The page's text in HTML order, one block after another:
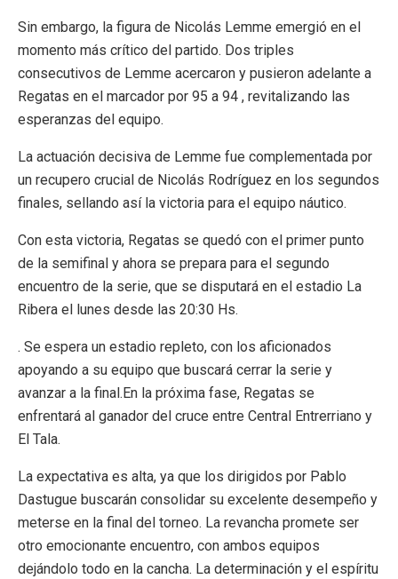
Sin embargo, la figura de Nicolás Lemme emergió en el
momento más crítico del partido. Dos triples
consecutivos de Lemme acercaron y pusieron adelante a
Regatas en el marcador por 95 a 94 , revitalizando las
esperanzas del equipo.
La actuación decisiva de Lemme fue complementada por
un recupero crucial de Nicolás Rodríguez en los segundos
finales, sellando así la victoria para el equipo náutico.
Con esta victoria, Regatas se quedó con el primer punto
de la semifinal y ahora se prepara para el segundo
encuentro de la serie, que se disputará en el estadio La
Ribera el lunes desde las 20:30 Hs.
. Se espera un estadio repleto, con los aficionados
apoyando a su equipo que buscará cerrar la serie y
avanzar a la final.En la próxima fase, Regatas se
enfrentará al ganador del cruce entre Central Entrerriano y
El Tala.
La expectativa es alta, ya que los dirigidos por Pablo
Dastugue buscarán consolidar su excelente desempeño y
meterse en la final del torneo. La revancha promete ser
otro emocionante encuentro, con ambos equipos
dejándolo todo en la cancha. La determinación y el espíritu